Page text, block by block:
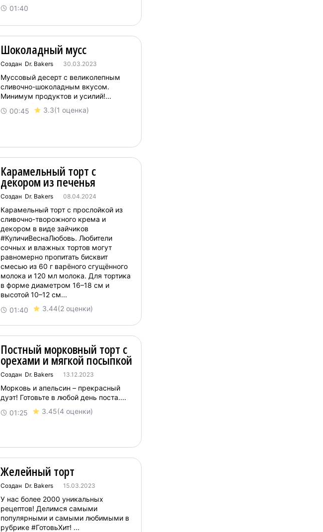
01:40
Шоколадный мусс
Создан Dr. Bakers 30.03.2023
00:45 3.3(1 оценка)
Муссовый десерт с великолепным
сливочно-шоколадным вкусом.
Минимум продуктов и усилий!...
Карамельный торт с
декором из печенья
Создан Dr. Bakers 08.04.2024
01:40 3.44(2 оценки)
Карамельный торт с прослойкой из
сливочно-творожного крема и
декором в виде зайчиков
#КуличиВеснаЛюбовь. Любители
сочных и влажных тортов могут
равномерно пропитать бисквит
смесью из 60 г варёного сгущённого
молока и 120 мл молока. Для тортика
в форме диаметром 16–18 см и
высотой 10–12 см...
Постный морковный торт с
орехами и мягкой посыпкой
Создан Dr. Bakers 13.12.2023
01:25 3.45(4 оценки)
Морковь и апельсин – прекрасный
дуэт! Готовьте в любой день поста....
Желейный торт
Создан Dr. Bakers 15.03.2023
У нас более 2000 уникальных
рецептов! Делимся самыми
популярными и самыми любимыми в
рубрике #ГотовьХит! ...